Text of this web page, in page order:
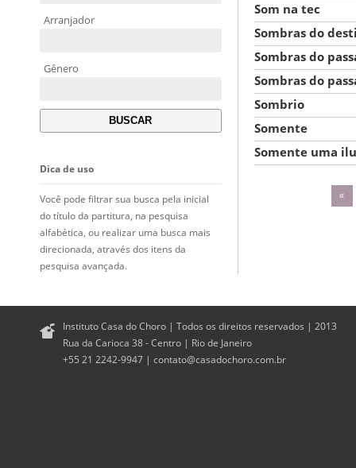
Arranjador
Gênero
Dica de uso
Você pode filtrar sua busca pela inicial
do título da partitura, na pesquisa
alfabética, ou realizar uma busca mais
direcionada, através dos itens da
pesquisa avançada.
Som na tec
Sombras do
Sombras do
Sombras do
Sombrio
Somente
Somente uma
«
Instituto Casa do Choro | Todos os direitos reservados | 2013
Rua da Carioca 38 - Centro | Rio de Janeiro
+55 21 2242-9947 | contato@casadochoro.com.br